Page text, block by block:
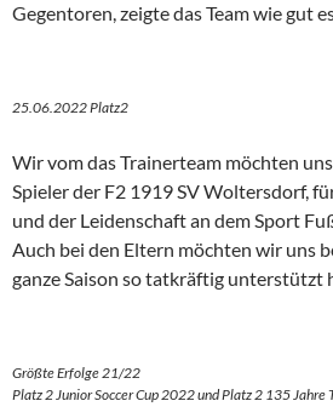
Gegentoren, zeigte das Team wie gut
25.06.2022 Platz2
Wir vom das Trainerteam möchten
Spieler der F2 1919 SV Woltersdorf,
und der Leidenschaft an dem Sport
Auch bei den Eltern möchten wir uns
ganze Saison so tatkräftig unterstützt
Größte Erfolge 21/22
Platz 2 Junior Soccer Cup 2022 und Platz 2 135 Jahre